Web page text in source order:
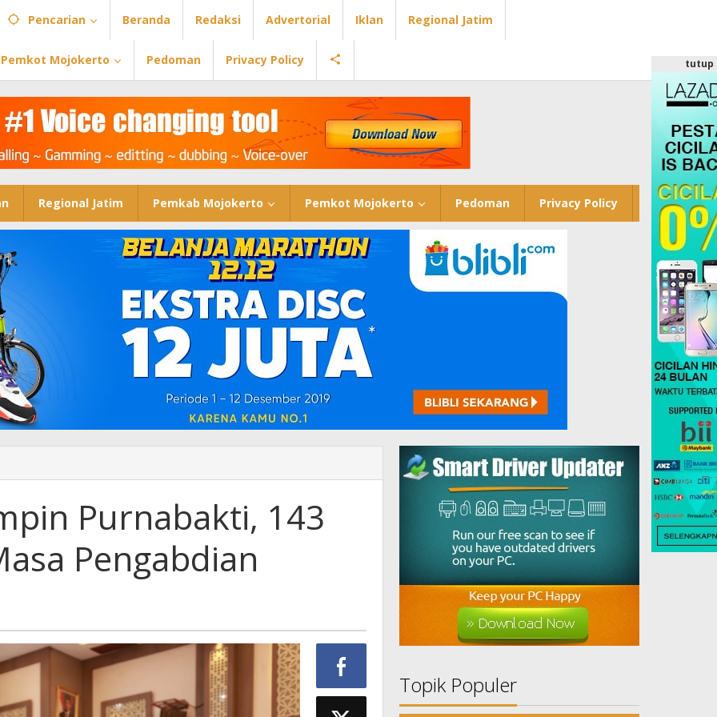
Pencarian Beranda Redaksi Advertorial Iklan Regional Jatim
Pemkot Mojokerto Pedoman Privacy Policy
Regional Jatim Pemkab Mojokerto Pemkot Mojokerto Pedoman Privacy Policy
tutup
Purnabakti, 143
Pengabdian
Topik Populer